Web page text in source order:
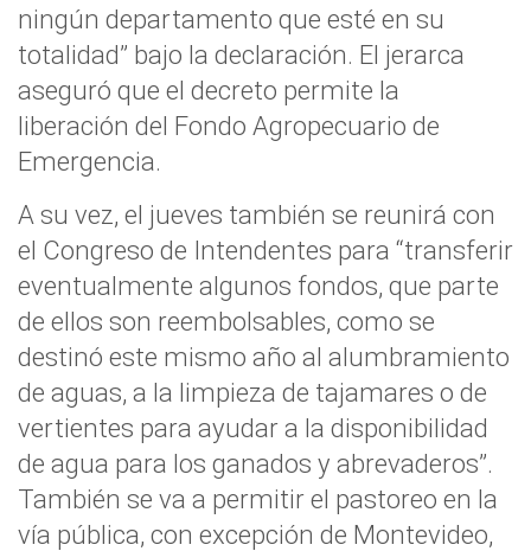
ningún departamento que esté en su
totalidad” bajo la declaración. El jerarca
aseguró que el decreto permite la
liberación del Fondo Agropecuario de
Emergencia.
A su vez, el jueves también se reunirá con
el Congreso de Intendentes para “transferir
eventualmente algunos fondos, que parte
de ellos son reembolsables, como se
destinó este mismo año al alumbramiento
de aguas, a la limpieza de tajamares o de
vertientes para ayudar a la disponibilidad
de agua para los ganados y abrevaderos”.
También se va a permitir el pastoreo en la
vía pública, con excepción de Montevideo,